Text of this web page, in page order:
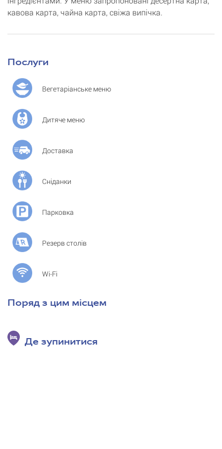
кавова карта, чайна карта, свіжа випічка.
Послуги
Вегетаріанське меню
Дитяче меню
Доставка
Сніданки
Парковка
Резерв столів
Wi-Fi
Поряд з цим місцем
Де зупинитися